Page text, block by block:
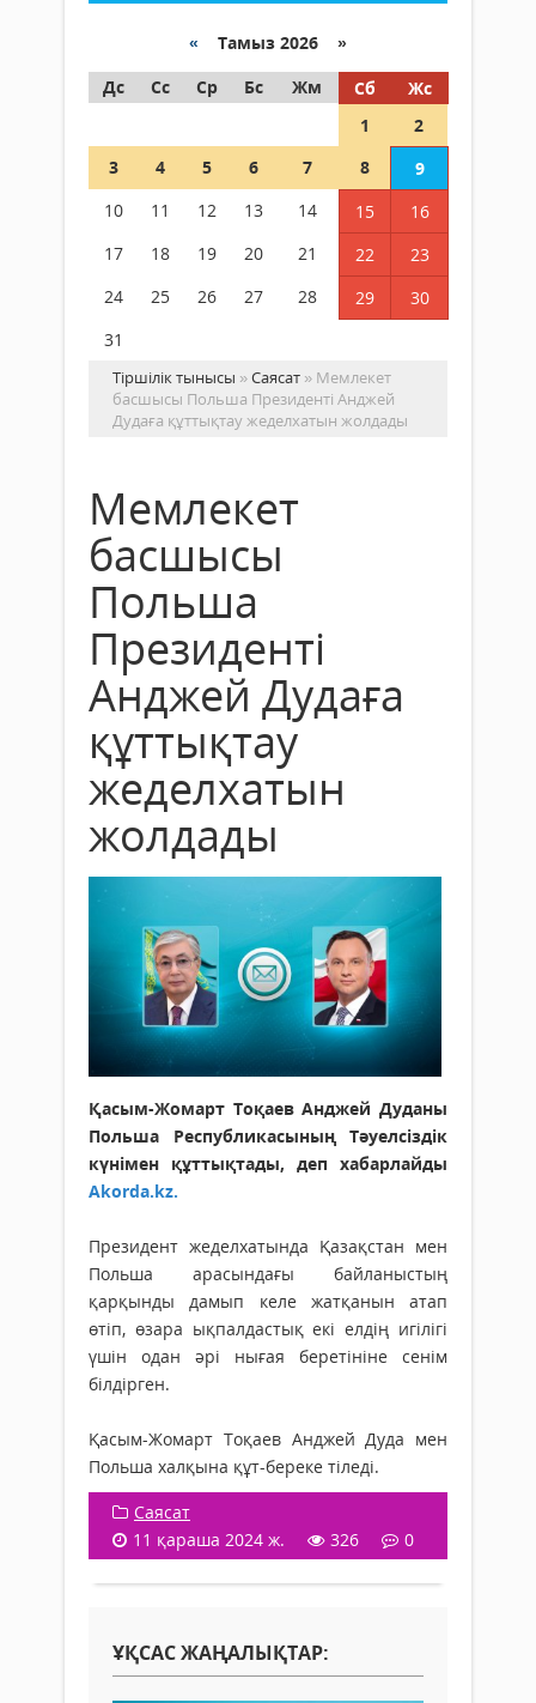
« Тамыз 2026 »
Дс
Сс Ср Бс Жм Сб
Жс
1
2
3
4 5 6 7 8
9
10
11 12 13 14 15
16
17
18 19 20 21 22
23
24
25 26 27 28 29
30
31
Тіршілік тынысы »Саясат » Мемлекет
басшысы Польша Президенті Анджей
Дудаға құттықтау жеделхатын жолдады
Мемлекет
басшысы
Польша
Президенті
Анджей Дудаға
құттықтау
жеделхатын
жолдады
Қасым-Жомарт Тоқаев Анджей Дуданы
Польша Республикасының Тәуелсіздік
күнімен құттықтады, деп хабарлайды
Akorda.kz.
Президент жеделхатында Қазақстан мен
Польша арасындағы байланыстың
қарқынды дамып келе жатқанын атап
өтіп, өзара ықпалдастық екі елдің игілігі
үшін одан әрі нығая беретініне сенім
білдірген.
Қасым-Жомарт Тоқаев Анджей Дуда мен
Польша халқына құт-береке тіледі.
Саясат
11 қараша 2024 ж.
326 0
ҰҚСАС ЖАҢАЛЫҚТАР: